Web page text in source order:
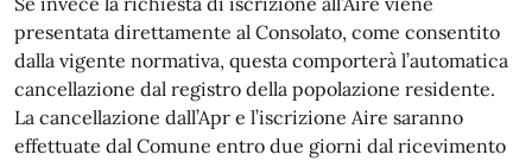
presentata direttamente al Consolato, come consentito
dalla vigente normativa, questa comporterà l’automatica
cancellazione dal registro della popolazione residente.
La cancellazione dall’Apr e l’iscrizione Aire saranno
effettuate dal Comune entro due giorni dal ricevimento